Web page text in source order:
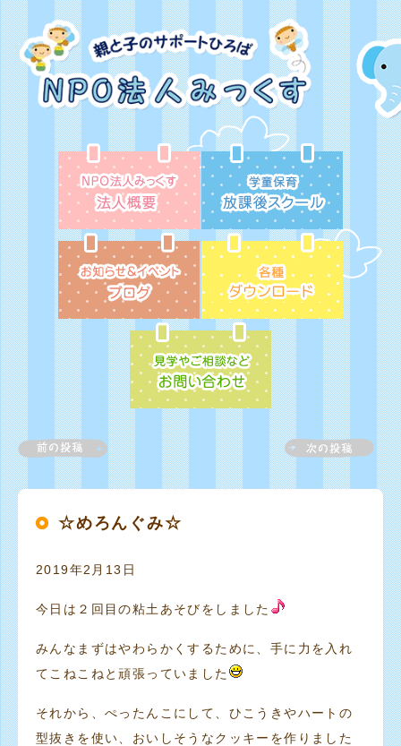
☆めろんぐみ☆
2019年2月13日
今日は２回目の粘土あそびをしました
みんなまずはやわらかくするために、手に力を入れ
てこねこねと頑張っていました
それから、ぺったんこにして、ひこうきやハートの
型抜きを使い、おいしそうなクッキーを作りました